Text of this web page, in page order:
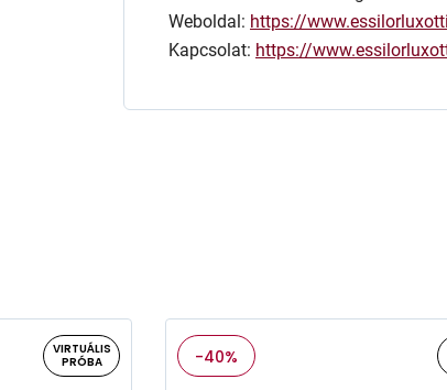
Weboldal: https://
Kapcsolat: https://
VIRTUÁLIS
PRÓBA
-40%